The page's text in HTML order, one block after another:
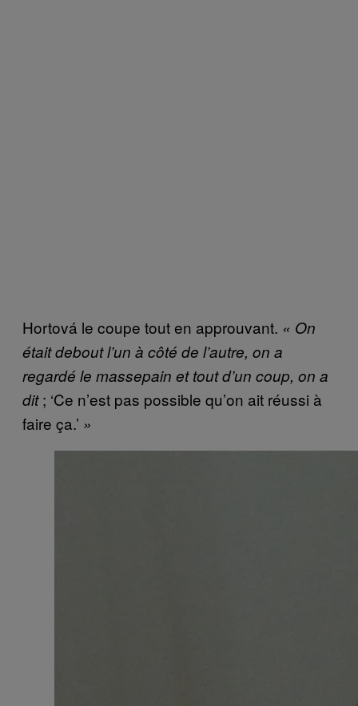
Hortová le coupe tout en approuvant. « On
était debout l’un à côté de l’autre, on a
regardé le massepain et tout d’un coup, on a
dit; ‘Ce n’est pas possible qu’on ait réussi à
faire ça.’ »